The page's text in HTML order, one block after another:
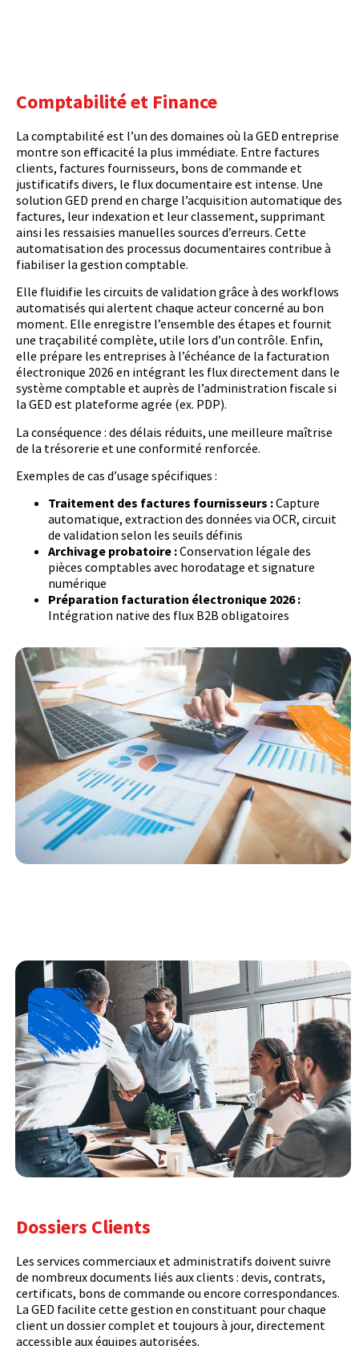
Comptabilité et Finance
La comptabilité est l’un des domaines où la GED entreprise
montre son efficacité la plus immédiate. Entre factures
clients, factures fournisseurs, bons de commande et
justificatifs divers, le flux documentaire est intense. Une
solution GED prend en charge l’acquisition automatique des
factures, leur indexation et leur classement, supprimant
ainsi les ressaisies manuelles sources d’erreurs. Cette
automatisation des processus documentaires contribue à
fiabiliser la gestion comptable.
Elle fluidifie les circuits de validation grâce à des workflows
automatisés qui alertent chaque acteur concerné au bon
moment. Elle enregistre l’ensemble des étapes et fournit
une traçabilité complète, utile lors d’un contrôle. Enfin,
elle prépare les entreprises à l’échéance de la facturation
électronique 2026 en intégrant les flux directement dans le
système comptable et auprès de l’administration fiscale si
la GED est plateforme agrée (ex. PDP).
La conséquence : des délais réduits, une meilleure maîtrise
de la trésorerie et une conformité renforcée.
Exemples de cas d’usage spécifiques :
Traitement des factures fournisseurs :Capture
automatique, extraction des données via OCR, circuit
de validation selon les seuils définis
Archivage probatoire :Conservation légale des
pièces comptables avec horodatage et signature
numérique
Préparation facturation électronique 2026 :
Intégration native des flux B2B obligatoires
Dossiers Clients
Les services commerciaux et administratifs doivent suivre
de nombreux documents liés aux clients : devis, contrats,
certificats, bons de commande ou encore correspondances.
La GED facilite cette gestion en constituant pour chaque
client un dossier complet et toujours à jour, directement
accessible aux équipes autorisées.